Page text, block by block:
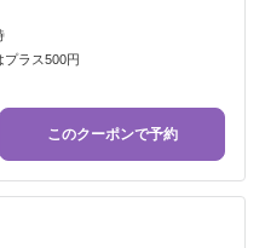
プラス500円
このクーポンで予約